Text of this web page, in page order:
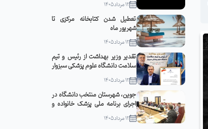
12 مرداد 1405
تعطیل شدن کتابخانه مرکزی تا
شهریور ماه
12 مرداد 1405
تقدیر وزیر بهداشت از رئیس و تیم
سلامت دانشگاه علوم پزشکی سبزوار
12 مرداد 1405
جوین، شهرستان منتخب دانشگاه در
اجرای برنامه ملی پزشک خانواده و
نظام ارجاع
12 مرداد 1405